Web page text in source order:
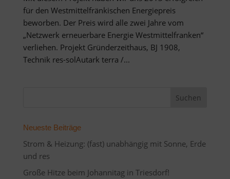
für den Westmittelfränkischen Energiepreis
beworben. Der Preis wird alle zwei Jahre vom
„Netzwerk erneuerbare Energie Westmittelfranken“
verliehen. Projekt Gründerzeithaus, BJ 1908,
Technik res-solAutark terra /...
Neueste Beiträge
Strom & Heizung: (fast) unabhängig mit Sonne, Erde
und res
Große Hitze beim Johannitag in Triesdorf!